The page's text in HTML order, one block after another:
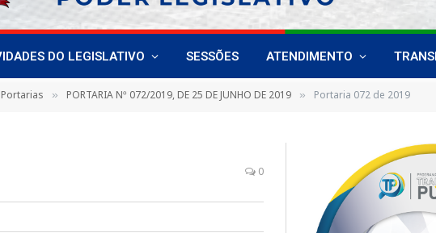
DO LEGISLATIVO SESSÕES ATENDIMENTO
Portarias » PORTARIA Nº 072/2019, DE 25 DE JUNHO DE 2019 » Portaria 072 de 2019
0